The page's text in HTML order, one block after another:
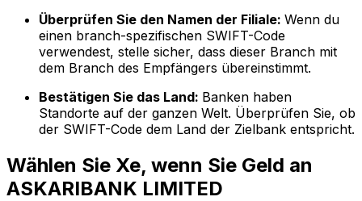
Überprüfen Sie den Namen der Filiale: Wenn du
einen branch-spezifischen SWIFT-Code
verwendest, stelle sicher, dass dieser Branch mit
dem Branch des Empfängers übereinstimmt.
Bestätigen Sie das Land: Banken haben
Standorte auf der ganzen Welt. Überprüfen Sie, ob
der SWIFT-Code dem Land der Zielbank entspricht.
Wählen Sie Xe, wenn Sie Geld an
ASKARIBANK LIMITED